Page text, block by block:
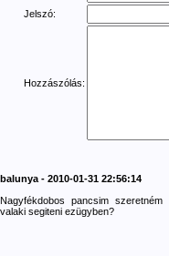
Jelszó:
Hozzászólás:
balunya - 2010-01-31 22:56:14
Nagyfékdobos pancsim
valaki segiteni ezügyben?